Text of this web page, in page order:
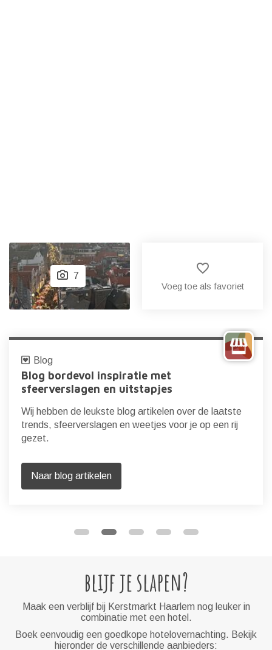
7
favorite_border
Voeg toe als favoriet
Blog
Blog bordevol inspiratie met
sfeerverslagen en uitstapjes
Wij hebben de leukste blog artikelen over de laatste
trends, sfeerverslagen en weetjes voor je op een rij
gezet.
Naar blog artikelen
blijf je slapen?
Maak een verblijf bij Kerstmarkt Haarlem nog leuker in
combinatie met een hotel.
Boek eenvoudig een goedkope hotelovernachting. Bekijk
hieronder de verschillende aanbieders: